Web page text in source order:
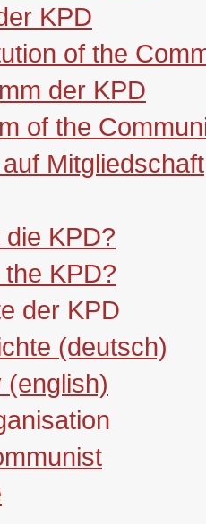
KPD
of the
der KPD
of the
Mitgliedschaft
KPD?
KPD?
der KPD
(deutsch)
(english)